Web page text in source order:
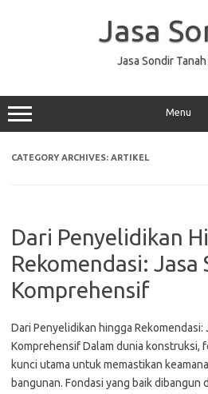
Jasa
Jasa Sondir
Menu
CATEGORY ARCHIVES: ARTIKEL
Dari Penyelidikan
Rekomendasi: Jasa
Komprehensif
Dari Penyelidikan hingga Rekomendasi:
Komprehensif Dalam dunia konstruksi,
kunci utama untuk memastikan
bangunan. Fondasi yang baik dibangun